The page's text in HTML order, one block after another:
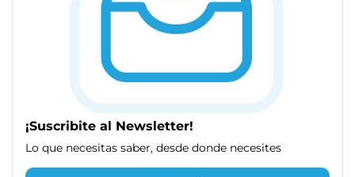
¡Suscribite al Newsletter!
Lo que necesitas saber, desde donde necesites